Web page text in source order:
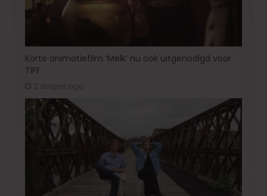
Korte animatiefilm ‘Melk’ nu ook uitgenodigd voor
TIFF
2 dagen ago